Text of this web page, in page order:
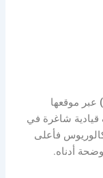
عبر موقعها
قيادية شاغرة في
فأعلى
أدناه.